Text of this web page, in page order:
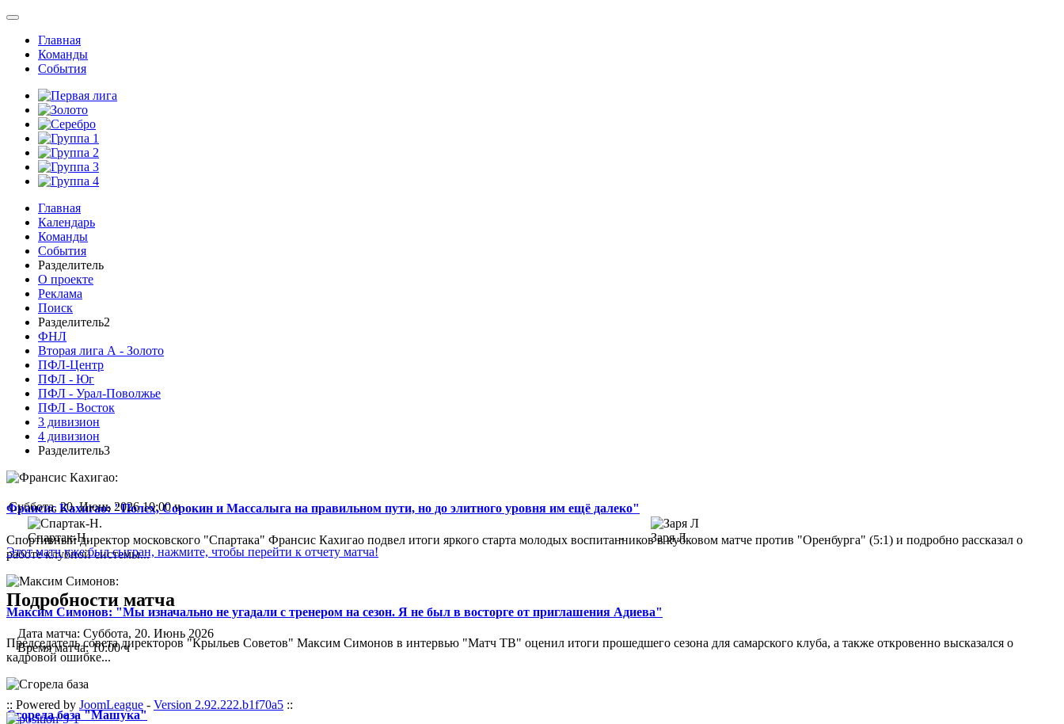
Главная
Команды
События
Главная
Календарь
Команды
События
Разделитель
О проекте
Реклама
Поиск
Разделитель2
ФНЛ
Вторая лига А - Золото
ПФЛ-Центр
ПФЛ - Юг
ПФЛ - Урал-Поволжье
ПФЛ - Восток
3 дивизион
4 дивизион
Разделитель3
Франсис Кахигао: "Полех, Сорокин и Массалыга на правильном пути, но до элитного уровня им ещё далеко"
Спортивный директор московского "Спартака" Франсис Кахигао подвел итоги яркого старта молодых воспитанников в кубковом матче против "Оренбурга" (5:1) и подробно рассказал о
работе клубной системы...
Максим Симонов: "Мы изначально не угадали с тренером на сезон. Я не был в восторге от приглашения Адиева"
Председатель совета директоров "Крыльев Советов" Максим Симонов в интервью "Матч ТВ" оценил итоги прошедшего сезона для самарского клуба, а также откровенно высказался о
кадровой ошибке...
Сгорела база "Машука"
Суббота, 20. Июнь 2026 10:00 ч
Спартак-Н. -
Заря Л
Этот матч уже был сыгран, нажмите, чтобы перейти к отчету матча!
Подробности матча
Дата матча: Суббота, 20. Июнь 2026
Время матча: 10:00 ч
:: Powered by JoomLeague - Version 2.92.222.b1f70a5 ::